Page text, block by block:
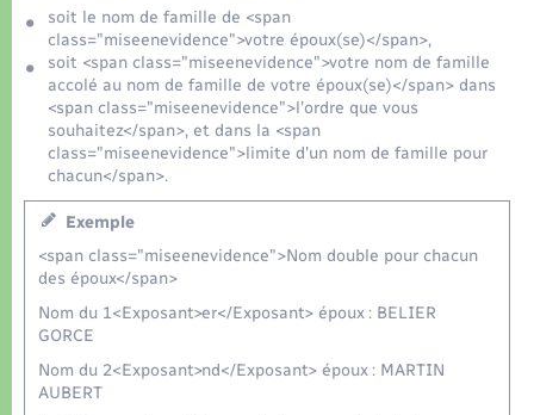
Numérique
Organisation d’événement
Sécurité - Prévention
Commerces - Entreprises - Emploi
Voirie et espace public
soit le nom de famille de <span
class="miseenevidence">votre époux(se)</span>,
soit <span class="miseenevidence">votre nom de famille
accolé au nom de famille de votre époux(se)</span> dans
<span class="miseenevidence">l'ordre que vous
souhaitez</span>, et dans la <span
class="miseenevidence">limite d'un nom de famille pour
chacun</span>.
Exemple
<span class="miseenevidence">Nom double pour chacun
des époux</span>
Nom du 1<Exposant>er</Exposant> époux : BELIER
GORCE
Nom du 2<Exposant>nd</Exposant> époux : MARTIN
AUBERT